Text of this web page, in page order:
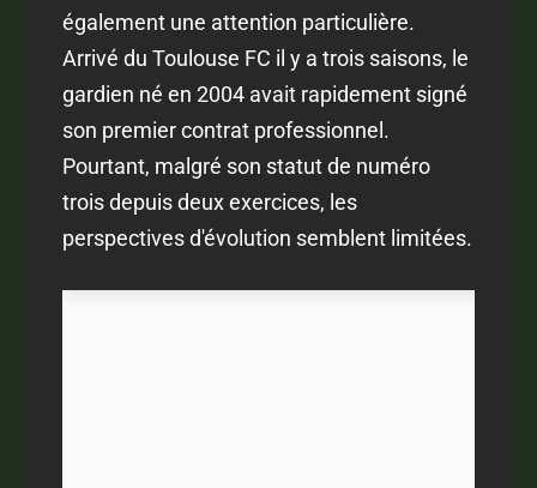
également une attention particulière.
Arrivé du Toulouse FC il y a trois saisons, le
gardien né en 2004 avait rapidement signé
son premier contrat professionnel.
Pourtant, malgré son statut de numéro
trois depuis deux exercices, les
perspectives d'évolution semblent limitées.